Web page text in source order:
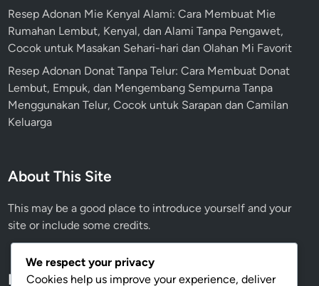
Resep Adonan Mie Kenyal Alami: Cara Membuat Mie
Rumahan Lembut, Kenyal, dan Alami Tanpa Pengawet,
Cocok untuk Masakan Sehari-hari dan Olahan Mi Favorit
Resep Adonan Donat Tanpa Telur: Cara Membuat Donat
Lembut, Empuk, dan Mengembang Sempurna Tanpa
Menggunakan Telur, Cocok untuk Sarapan dan Camilan
Keluarga
About This Site
This may be a good place to introduce yourself and your
site or include some credits.
Meta
We respect your privacy
Cookies help us improve your experience, deliver